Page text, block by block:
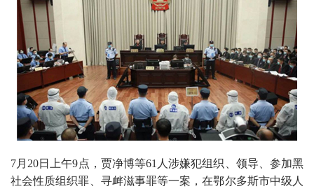
7月20日上午9点，贾净博等61人涉嫌犯组织、领导、参加黑
社会性质组织罪、寻衅滋事罪等一案，在鄂尔多斯市中级人